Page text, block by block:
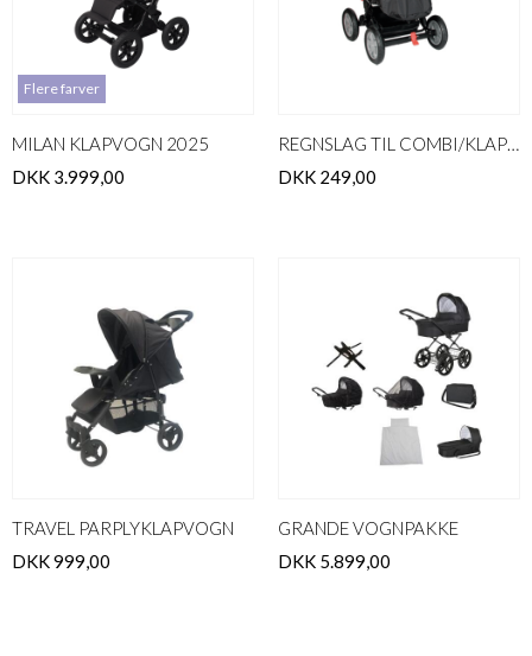
Flere farver
MILAN KLAPVOGN 2025
DKK 3.999,00
REGNSLAG TIL COMBI/KLAPVOGN
DKK 249,00
TRAVEL PARPLYKLAPVOGN
DKK 999,00
GRANDE VOGNPAKKE
DKK 5.899,00